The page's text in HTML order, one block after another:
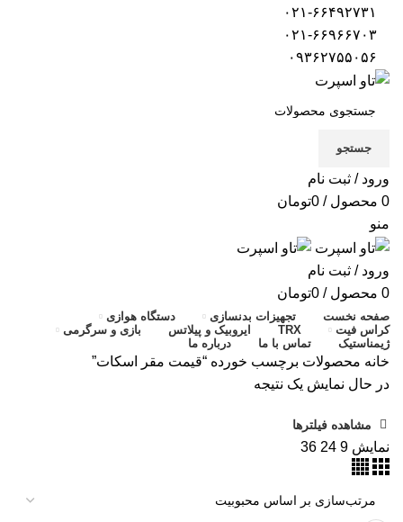
جستجو
ورود / ثبت نام
0 محصول / تومان0
منو
ورود / ثبت نام
0 محصول / تومان0
صفحه نخست تجهیزات بدنسازی
دستگاه هوازی
کراس فیت
TRX ایروبیک و پیلاتس
بازی و سرگرمی
ژیمناستیک
تماس با ما درباره ما
خانه محصولات برچسب خورده “قیمت مقر اسکات”
در حال نمایش یک نتیجه
مشاهده فیلترها
نمایش 9
24
36